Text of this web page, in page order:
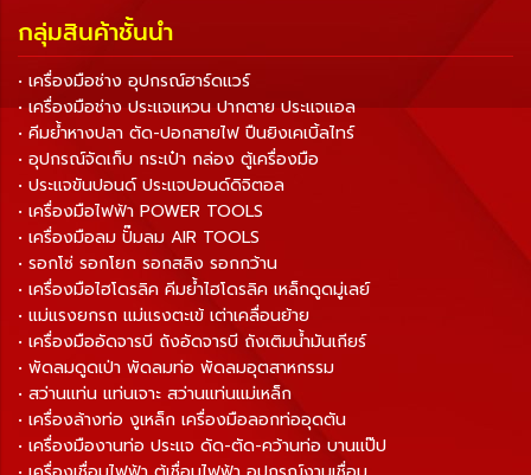
กลุ่มสินค้าชั้นนำ
• เครื่องมือช่าง อุปกรณ์ฮาร์ดแวร์
• เครื่องมือช่าง ประแจแหวน ปากตาย ประแจแอล
• คีมย้ำหางปลา ตัด-ปอกสายไฟ ปืนยิงเคเบิ้ลไทร์
• อุปกรณ์จัดเก็บ กระเป๋า กล่อง ตู้เครื่องมือ
• ประแจขันปอนด์ ประแจปอนด์ดิจิตอล
• เครื่องมือไฟฟ้า POWER TOOLS
• เครื่องมือลม ปั๊มลม AIR TOOLS
• รอกโซ่ รอกโยก รอกสลิง รอกกว้าน
• เครื่องมือไฮโดรลิค คีมย้ำไฮโดรลิค เหล็กดูดมู่เลย์
• แม่แรงยกรถ แม่แรงตะเข้ เต่าเคลื่อนย้าย
• เครื่องมืออัดจารบี ถังอัดจารบี ถังเติมน้ำมันเกียร์
• พัดลมดูดเป่า พัดลมท่อ พัดลมอุตสาหกรรม
• สว่านแท่น แท่นเจาะ สว่านแท่นแม่เหล็ก
• เครื่องล้างท่อ งูเหล็ก เครื่องมือลอกท่ออุดตัน
• เครื่องมืองานท่อ ประแจ ดัด-ตัด-คว้านท่อ บานแป๊ป